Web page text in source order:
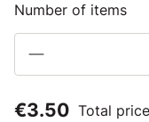
Number of items
€3.50 Total